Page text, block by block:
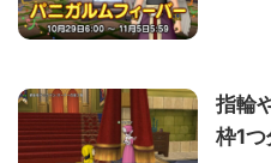
指輪
枠1